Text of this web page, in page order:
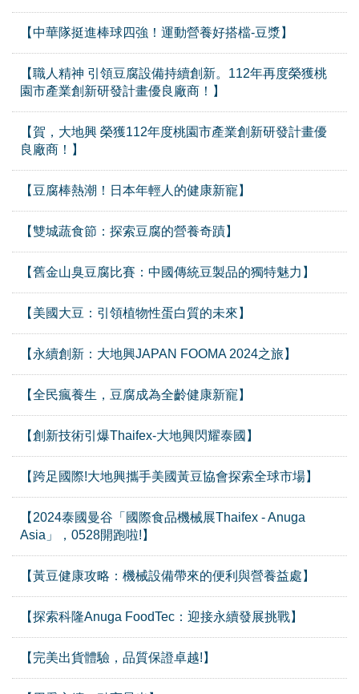
【中華隊挺進棒球四強！運動營養好搭檔-豆漿】
【職人精神 引領豆腐設備持續創新。112年再度榮獲桃
園市產業創新研發計畫優良廠商！】
【賀，大地興 榮獲112年度桃園市產業創新研發計畫優
良廠商！】
【豆腐棒熱潮！日本年輕人的健康新寵】
【雙城蔬食節：探索豆腐的營養奇蹟】
【舊金山臭豆腐比賽：中國傳統豆製品的獨特魅力】
【美國大豆：引領植物性蛋白質的未來】
【永續創新：大地興JAPAN FOOMA 2024之旅】
【全民瘋養生，豆腐成為全齡健康新寵】
【創新技術引爆Thaifex-大地興閃耀泰國】
【跨足國際!大地興攜手美國黃豆協會探索全球市場】
【2024泰國曼谷「國際食品機械展Thaifex - Anuga
Asia」，0528開跑啦!】
【黃豆健康攻略：機械設備帶來的便利與營養益處】
【探索科隆Anuga FoodTec：迎接永續發展挑戰】
【完美出貨體驗，品質保證卓越!】